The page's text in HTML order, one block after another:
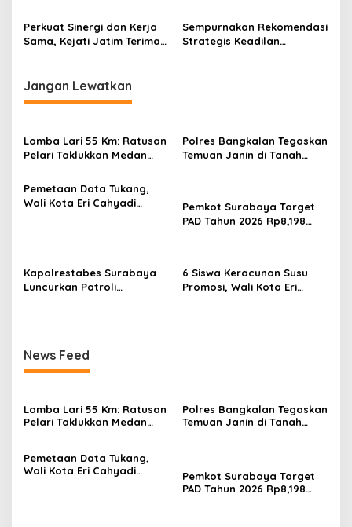
Surabaya
Kesadaran JKN
Perkuat Sinergi dan Kerja
Sama, Kejati Jatim Terima
Malang
Sempurnakan Rekomendasi
Strategis Keadilan
Jangan Lewatkan
Lomba Lari 55 Km: Ratusan
Pelari Taklukkan Medan
Polres Bangkalan Tegaskan
Temuan Janin di Tanah
Pemetaan Data Tukang,
Wali Kota Eri Cahyadi
Pemkot Surabaya Target
PAD Tahun 2026 Rp8,198
Kapolrestabes Surabaya
Luncurkan Patroli
6 Siswa Keracunan Susu
Promosi, Wali Kota Eri
News Feed
Lomba Lari 55 Km: Ratusan
Pelari Taklukkan Medan
Polres Bangkalan Tegaskan
Temuan Janin di Tanah
Pemetaan Data Tukang,
Wali Kota Eri Cahyadi
Pemkot Surabaya Target
PAD Tahun 2026 Rp8,198